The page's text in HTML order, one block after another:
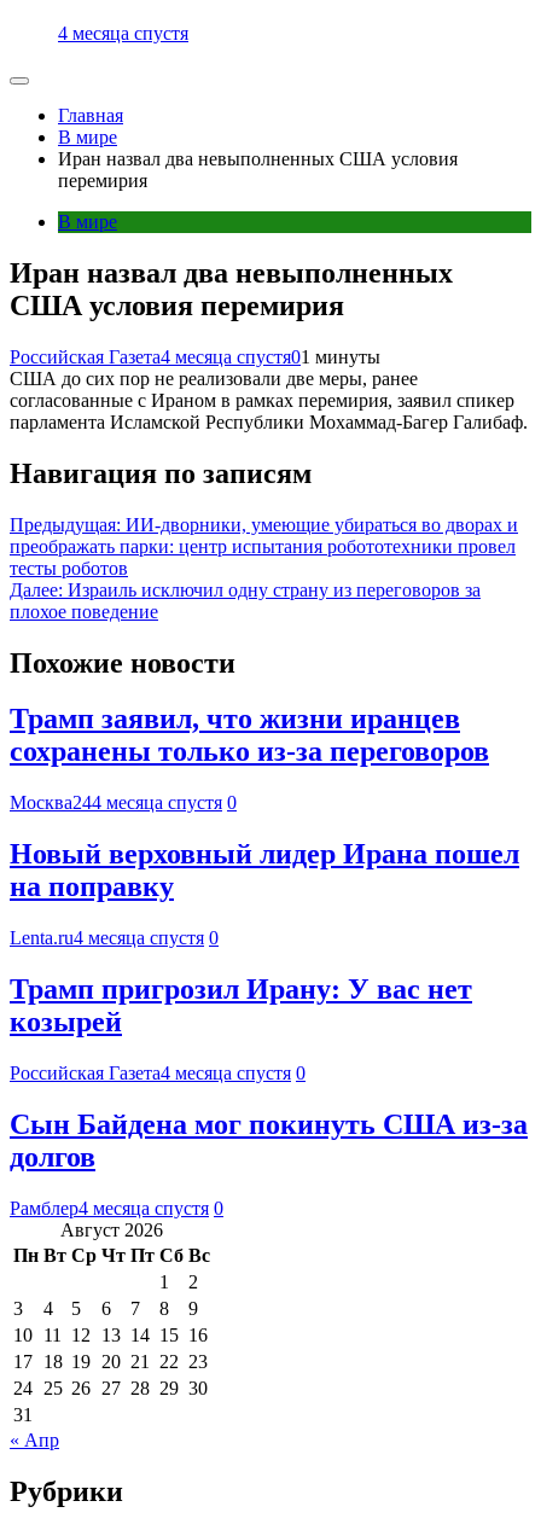
4 месяца спустя
Главная
В мире
Иран назвал два невыполненных США условия
перемирия
В мире
Иран назвал два невыполненных
США условия перемирия
Российская Газета4 месяца спустя01 минуты
США до сих пор не реализовали две меры, ранее
согласованные с Ираном в рамках перемирия, заявил спикер
парламента Исламской Республики Мохаммад-Багер Галибаф.
Навигация по записям
Предыдущая: ИИ-дворники, умеющие убираться во дворах и
преображать парки: центр испытания робототехники провел
тесты роботов
Далее: Израиль исключил одну страну из переговоров за
плохое поведение
Похожие новости
Трамп заявил, что жизни иранцев
сохранены только из-за переговоров
Москва244 месяца спустя 0
Новый верховный лидер Ирана пошел
на поправку
Lenta.ru4 месяца спустя 0
Трамп пригрозил Ирану: У вас нет
козырей
Российская Газета4 месяца спустя 0
Сын Байдена мог покинуть США из-за
долгов
Рамблер4 месяца спустя 0
Август 2026
Пн Вт Ср Чт Пт Сб Вс
1
2
3
4 5 6 7 8
9
10 11 12 13 14 15 16
17 18 19 20 21 22 23
24 25 26 27 28 29 30
31
« Апр
Рубрики